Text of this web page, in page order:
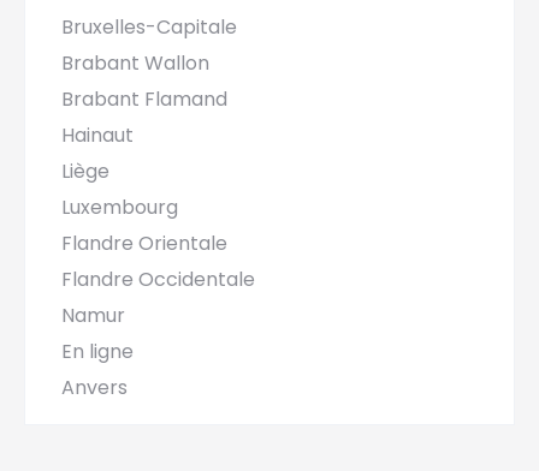
Bruxelles-Capitale
Brabant Wallon
Brabant Flamand
Hainaut
Liège
Luxembourg
Flandre Orientale
Flandre Occidentale
Namur
En ligne
Anvers